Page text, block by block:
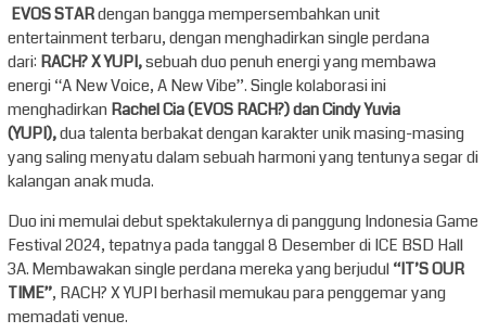
EVOS STARdengan bangga mempersembahkan unit
entertainment terbaru, dengan menghadirkan single perdana
dari: RACH? X YUPI,sebuah duo penuh energi yang membawa
energi “A New Voice, A New Vibe”. Single kolaborasi ini
menghadirkanRachel Cia (EVOS RACH?) dan Cindy Yuvia
(YUPI),dua talenta berbakat dengan karakter unik masing-masing
yang saling menyatu dalam sebuah harmoni yang tentunya segar di
kalangan anak muda.
Duo ini memulai debut spektakulernya di panggung Indonesia Game
Festival 2024, tepatnya pada tanggal 8 Desember di ICE BSD Hall
3A. Membawakan single perdana mereka yang berjudul“IT’S OUR
TIME”, RACH? X YUPI berhasil memukau para penggemar yang
memadati venue.